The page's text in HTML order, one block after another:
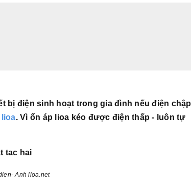
bị điện sinh hoạt trong gia đình nếu điện chập
. Vì ổn áp lioa kéo được điện thấp - luôn tự
Anh lioa.net